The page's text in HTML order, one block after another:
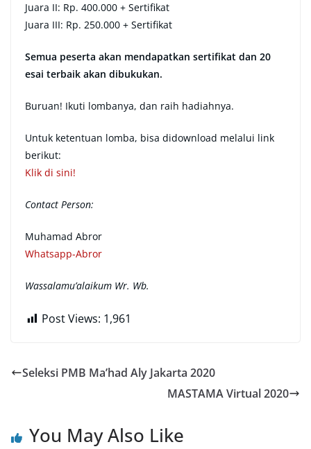
Juara II: Rp. 400.000 + Sertifikat
Juara III: Rp. 250.000 + Sertifikat
Semua peserta akan mendapatkan sertifikat dan 20
esai terbaik akan dibukukan.
Buruan! Ikuti lombanya, dan raih hadiahnya.
Untuk ketentuan lomba, bisa didownload melalui link
berikut:
Klik di sini!
Contact Person:
Muhamad Abror
Whatsapp-Abror
Wassalamu’alaikum Wr. Wb.
Post Views: 1,961
Seleksi PMB Ma’had Aly Jakarta 2020
MASTAMA Virtual 2020
You May Also Like